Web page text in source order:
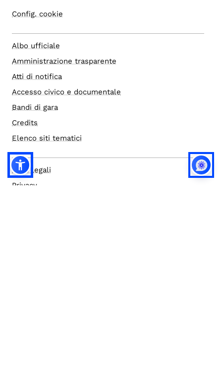
Config. cookie
Albo ufficiale
Amministrazione trasparente
Atti di notifica
Accesso civico e documentale
Bandi di gara
Credits
Elenco siti tematici
Note legali
Privacy